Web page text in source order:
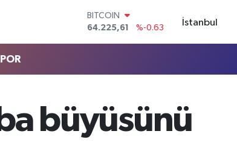
DOLAR
47,7143
%0.16
64,2463
%0.07
BİST100
13.799
%70
BITCOIN
İstanbul
büyüsünü